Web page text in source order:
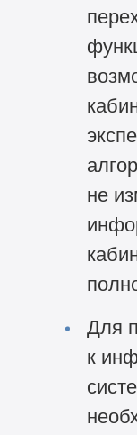
не
Для
к